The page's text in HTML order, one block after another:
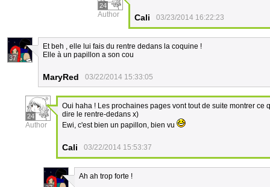
24
Author Cali 03/23/2014 16:22:23
37
Et beh , elle lui fais du rentre dedans la coquine !
Elle à un papillon a son cou
MaryRed 03/22/2014 15:33:05
24
Author
Oui haha ! Les prochaines pages vont tout de suite montrer
dire le rentre-dedans x)
Ewi, c'est bien un papillon, bien vu
Cali 03/22/2014 15:53:37
Ah ah trop forte !